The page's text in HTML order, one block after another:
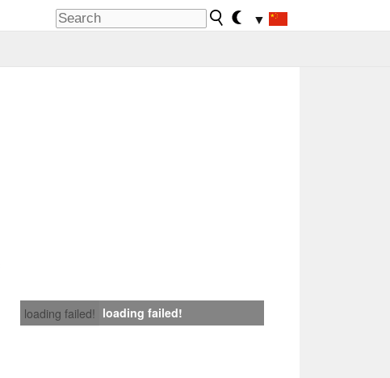
▼
loading failed! loading failed!